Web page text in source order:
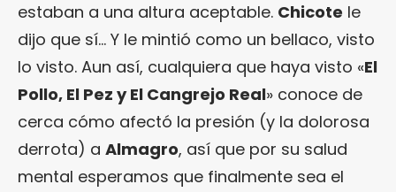
estaban a una altura aceptable. Chicote le
dijo que sí… Y le mintió como un bellaco, visto
lo visto. Aun así, cualquiera que haya visto «El
Pollo, El Pez y El Cangrejo Real» conoce de
cerca cómo afectó la presión (y la dolorosa
derrota) a Almagro, así que por su salud
mental esperamos que finalmente sea el